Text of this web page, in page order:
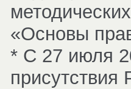
«Основы
* С 27 июля
присутствия